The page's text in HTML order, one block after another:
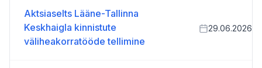
Aktsiaselts Lääne-Tallinna
Keskhaigla kinnistute
väliheakorratööde tellimine
29.06.2026